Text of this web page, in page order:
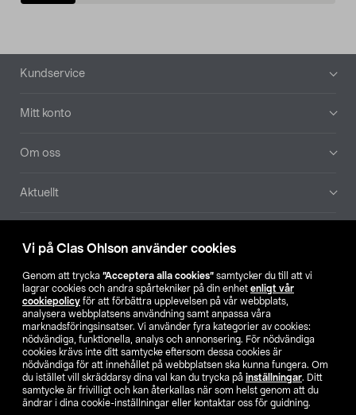
Vi på Clas Ohlson använder cookies
Genom att trycka ”Acceptera alla cookies” samtycker du till att vi
lagrar cookies och andra spårtekniker på din enhet enligt vår
cookiepolicy för att förbättra upplevelsen på vår webbplats,
analysera webbplatsens användning samt anpassa våra
marknadsföringsinsatser. Vi använder fyra kategorier av cookies:
nödvändiga, funktionella, analys och annonsering. För nödvändiga
cookies krävs inte ditt samtycke eftersom dessa cookies är
nödvändiga för att innehållet på webbplatsen ska kunna fungera. Om
du istället vill skräddarsy dina val kan du trycka på inställningar. Ditt
samtycke är frivilligt och kan återkallas när som helst genom att du
ändrar i dina cookie-inställningar eller kontaktar oss för guidning.
Sidfot
Kundservice
Mitt konto
Om oss
Aktuellt
Hitta butik
SE NO FI